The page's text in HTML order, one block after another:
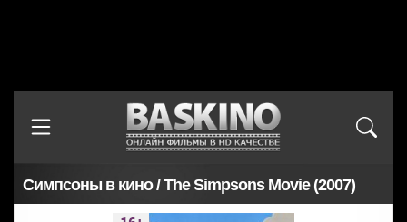
Симпсоны в кино / The Simpsons Movie (2007)